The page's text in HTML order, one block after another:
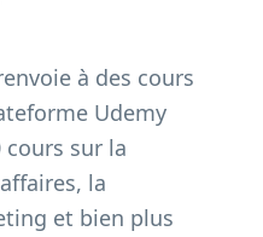
à des cours
Udemy
cours sur la
la
et bien plus